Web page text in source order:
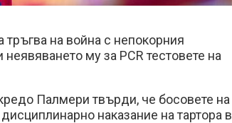
на война с непокорния
му за PCR тестовете на
Палмери твърди, че босовете на
наказание на тартора в